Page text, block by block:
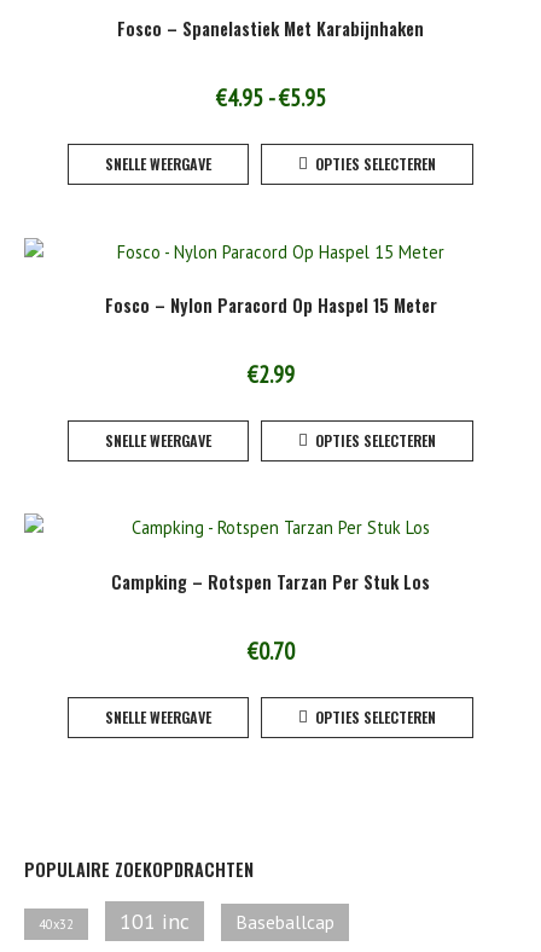
Fosco – Spanelastiek Met Karabijnhaken
€4.95 -€5.95Prijsklasse:
€4.95
tot
SNELLE WEERGAVE OPTIES SELECTEREN
Fosco – Nylon Paracord Op Haspel 15 Meter
€2.99
SNELLE WEERGAVE OPTIES SELECTEREN
Campking – Rotspen Tarzan Per Stuk Los
€0.70
SNELLE WEERGAVE OPTIES SELECTEREN
POPULAIRE ZOEKOPDRACHTEN
40x32 101 inc Baseballcap